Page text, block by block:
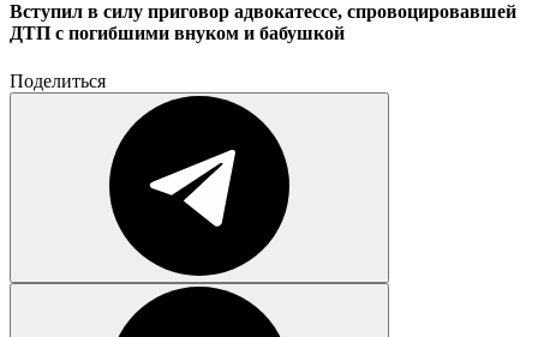
Вступил в силу приговор адвокатессе, спровоцировавшей
ДТП с погибшими внуком и бабушкой
Поделиться